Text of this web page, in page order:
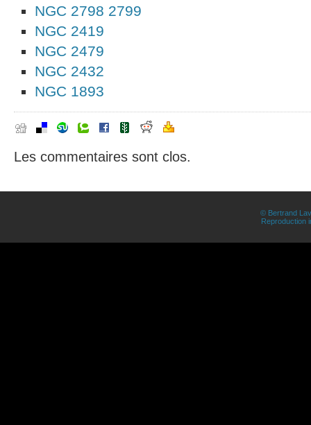
NGC 2798 2799
NGC 2419
NGC 2479
NGC 2432
NGC 1893
Les commentaires sont clos.
© Bertrand
Reproduction